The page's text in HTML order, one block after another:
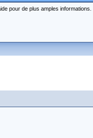
pour de plus amples informations.